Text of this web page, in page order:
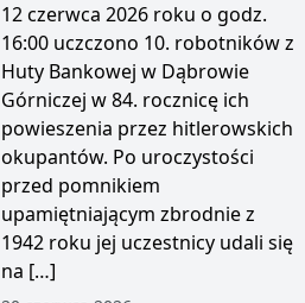
12 czerwca 2026 roku o godz.
16:00 uczczono 10. robotników z
Huty Bankowej w Dąbrowie
Górniczej w 84. rocznicę ich
powieszenia przez hitlerowskich
okupantów. Po uroczystości
przed pomnikiem
upamiętniającym zbrodnie z
1942 roku jej uczestnicy udali się
na […]